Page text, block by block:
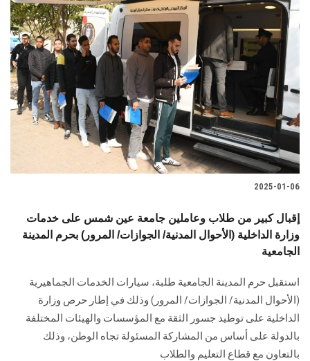
2025-01-06
إقبال كبير من طلاب وعاملين جامعة عين شمس على خدمات
وزارة الداخلية (الأحوال المدنية/ الجوازات/ المرور) بحرم المدينة
الجامعية
استقبل حرم المدينة الجامعية طلبة، سيارات الخدمات الجماهيرية
(الأحوال المدنية/ الجوازات/ ‏المرور) وذلك في إطار حرص وزارة
الداخلية على توطيد جسور الثقة مع ‏المؤسسات والهيئات المختلفة
بالدولة على أساس من المشاركة المسئولة تجاه الوطن، وذلك
بالتعاون مع قطاع التعليم والطلاب